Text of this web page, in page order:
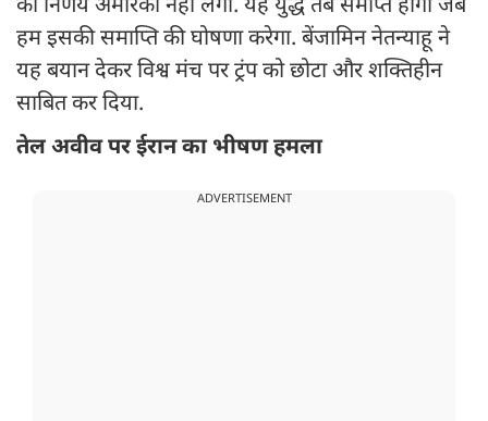
का निर्णय अमेरिका नहीं लेगा. यह युद्ध तब समाप्त होगा जब
हम इसकी समाप्ति की घोषणा करेगा. बेंजामिन नेतन्याहू ने
यह बयान देकर विश्व मंच पर ट्रंप को छोटा और शक्तिहीन
साबित कर दिया.
तेल अवीव पर ईरान का भीषण हमला
ADVERTISEMENT